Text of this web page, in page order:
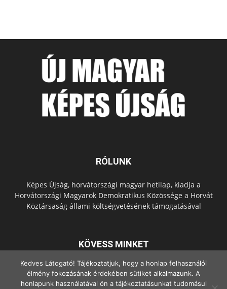
RÓLUNK
Képes Újság, horvátországi magyar hetilap, kiadja a
Horvátországi Magyarok Demokratikus Közössége a Horvát
Köztársaság állami költségvetésének támogatásával
KÖVESS MINKET
Kedves Látogató! Tájékoztatjuk, hogy a honlap felhasználói
élmény fokozásának érdekében sütiket alkalmazunk. A
honlapunk használatával ön a tájékoztatásunkat tudomásul